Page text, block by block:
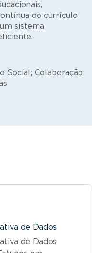
do currículo
sistema
Social; Colaboração
de Dados
de Dados